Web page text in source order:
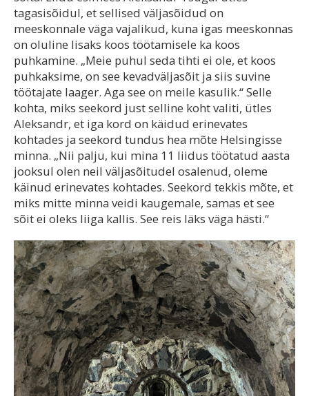
tagasisõidul, et sellised väljasõidud on
meeskonnale väga vajalikud, kuna igas meeskonnas
on oluline lisaks koos töötamisele ka koos
puhkamine. „Meie puhul seda tihti ei ole, et koos
puhkaksime, on see kevadväljasõit ja siis suvine
töötajate laager. Aga see on meile kasulik.“ Selle
kohta, miks seekord just selline koht valiti, ütles
Aleksandr, et iga kord on käidud erinevates
kohtades ja seekord tundus hea mõte Helsingisse
minna. „Nii palju, kui mina 11 liidus töötatud aasta
jooksul olen neil väljasõitudel osalenud, oleme
käinud erinevates kohtades. Seekord tekkis mõte, et
miks mitte minna veidi kaugemale, samas et see
sõit ei oleks liiga kallis. See reis läks väga hästi.“